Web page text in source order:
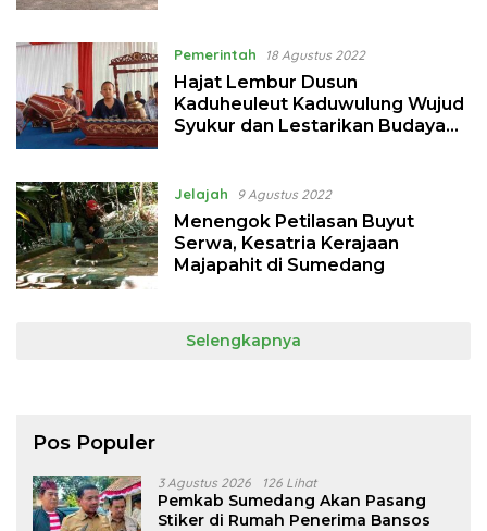
Pemerintah 18 Agustus 2022
Hajat Lembur Dusun
Kaduheuleut Kaduwulung Wujud
Syukur dan Lestarikan Budaya
Jelajah 9 Agustus 2022
Menengok Petilasan Buyut
Serwa, Kesatria Kerajaan
Majapahit di Sumedang
Selengkapnya
Pos Populer
3 Agustus 2026 126 Lihat
Pemkab Sumedang Akan Pasang
Stiker di Rumah Penerima Bansos